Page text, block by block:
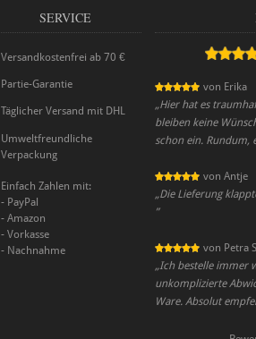
SERVICE
Versandkostenfrei ab 70 €
Partie-Garantie
Täglicher Versand mit DHL
Umweltfreundliche
Verpackung
Einfach Zahlen mit:
- PayPal
- Amazon
- Vorkasse
- Nachnahme
von Erika
„Hier hat es
bleiben keine
schon ein. Rundum,
von Antje
„Die Lieferung
”
von Petra
„Ich bestelle immer
unkomplizierte
Ware. Absolut